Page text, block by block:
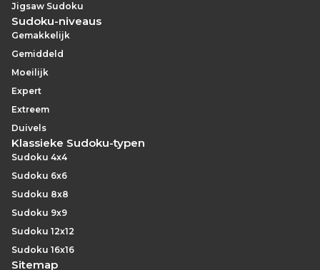
Jigsaw Sudoku
Sudoku-niveaus
Gemakkelijk
Gemiddeld
Moeilijk
Expert
Extreem
Duivels
Klassieke Sudoku-typen
Sudoku 4x4
Sudoku 6x6
Sudoku 8x8
Sudoku 9x9
Sudoku 12x12
Sudoku 16x16
Sitemap